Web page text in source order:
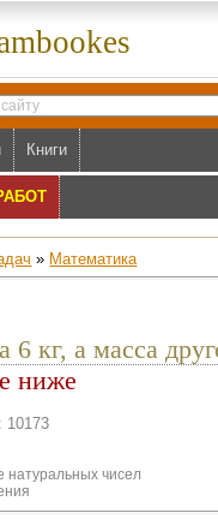
Книги
» Математика
6 кг, а масса
ниже
10173
натуральных чисел